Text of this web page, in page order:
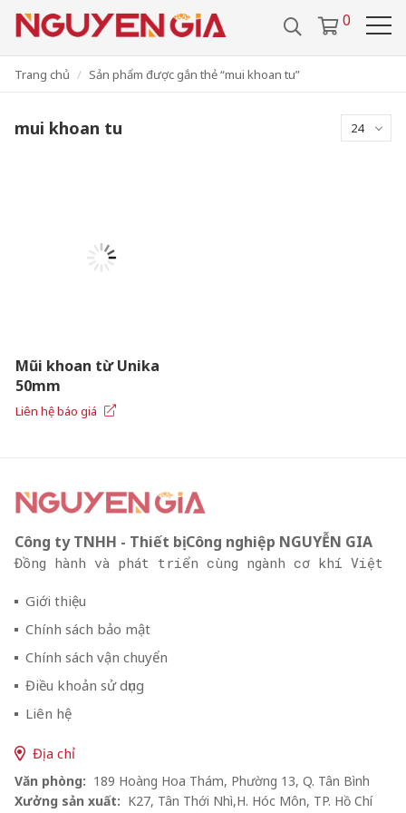
VIDEO TUYỂN DỤNG
LIÊN HỆ
0
Trang chủ Sản phẩm được gắn thẻ “mui khoan tu”
mui khoan tu 24
Mũi khoan từ Unika
50mm
Liên hệ báo giá
Công ty TNHH - Thiết bị Công nghiệp NGUYỄN GIA
Đồng hành và phát triển cùng ngành cơ khí Việt
Giới thiệu
Chính sách bảo mật
Chính sách vận chuyển
Điều khoản sử dụng
Liên hệ
Địa chỉ
Văn phòng: 189 Hoàng Hoa Thám, Phường 13, Q. Tân Bình
Xưởng sản xuất: K27, Tân Thới Nhì,H. Hóc Môn, TP. Hồ Chí